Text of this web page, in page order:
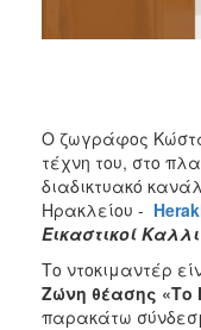
Ο ζωγράφος
τέχνη του, στο
διαδικτυακό
Ηρακλείου -
Εικαστικοί
Το ντοκιμαντέρ
Ζώνη θέασης «Το
παρακάτω